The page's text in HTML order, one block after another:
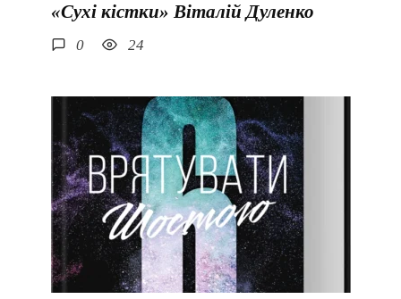
«Сухі кістки» Віталій Дуленко
0 24